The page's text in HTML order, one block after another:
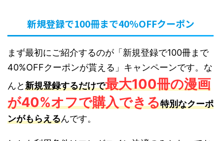
新規登録で100冊まで40%OFFクーポン
まず最初にご紹介するのが「新規登録で100冊まで
40%OFFクーポンが貰える」キャンペーンです。な
んと新規登録するだけで最大100冊の漫画
が40%オフで購入できる特別なクーポ
ンがもらえるんです。